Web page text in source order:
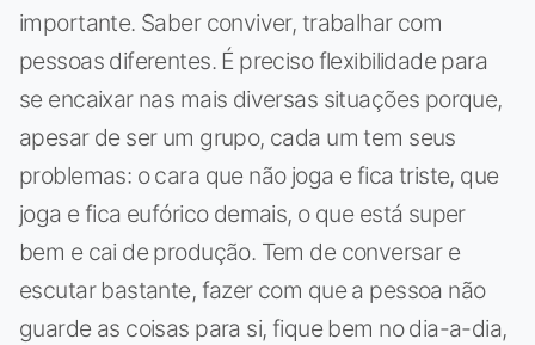
importante. Saber conviver, trabalhar com
pessoas diferentes. É preciso flexibilidade para
se encaixar nas mais diversas situações porque,
apesar de ser um grupo, cada um tem seus
problemas: o cara que não joga e fica triste, que
joga e fica eufórico demais, o que está super
bem e cai de produção. Tem de conversar e
escutar bastante, fazer com que a pessoa não
guarde as coisas para si, fique bem no dia-a-dia,